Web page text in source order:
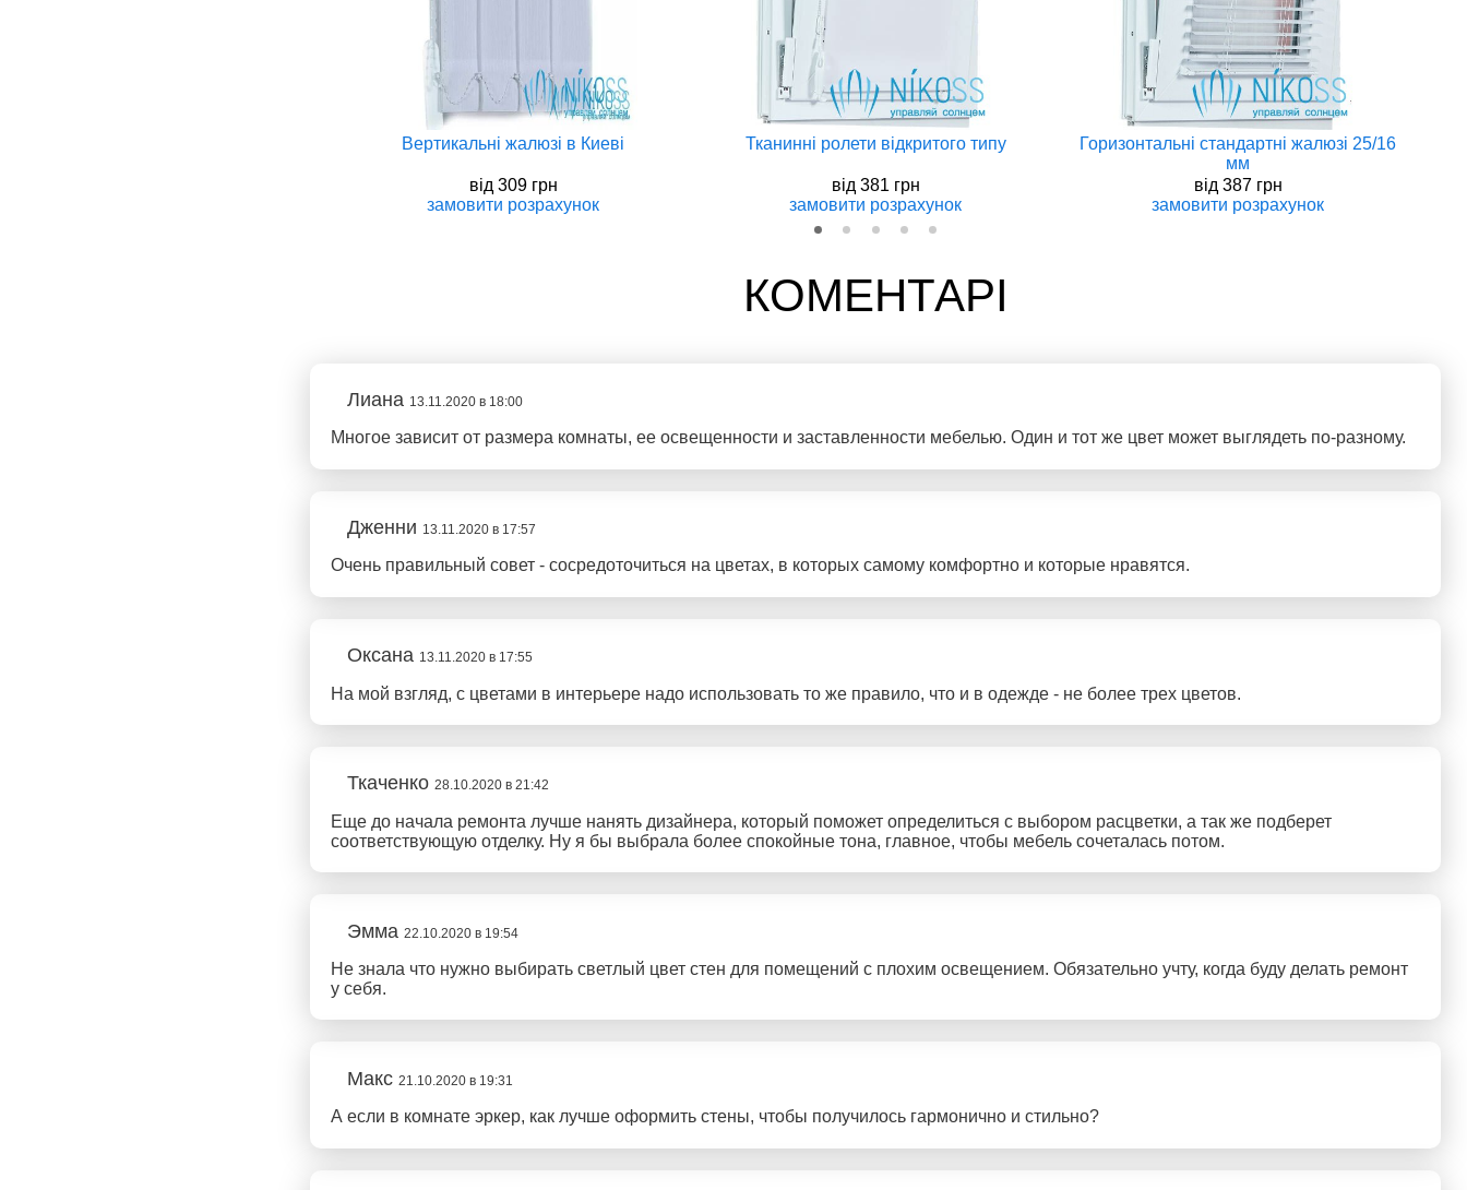
Вертикальнi жалюзi в Киеві
вiд 309 грн
замовити розрахунок
Тканинні ролети відкритого типу
вiд 381 грн
замовити розрахунок
Горизонтальні стандартні жалюзі 25/16
мм
вiд 387 грн
замовити розрахунок
КОМЕНТАРІ
Лиана 13.11.2020 в 18:00
Многое зависит от размера комнаты, ее освещенности и заставленности мебелью. Один и тот же цвет может выглядеть по-разному.
Дженни 13.11.2020 в 17:57
Очень правильный совет - сосредоточиться на цветах, в которых самому комфортно и которые нравятся.
Оксана 13.11.2020 в 17:55
На мой взгляд, с цветами в интерьере надо использовать то же правило, что и в одежде - не более трех цветов.
Ткаченко 28.10.2020 в 21:42
Еще до начала ремонта лучше нанять дизайнера, который поможет определиться с выбором расцветки, а так же подберет
соответствующую отделку. Ну я бы выбрала более спокойные тона, главное, чтобы мебель сочеталась потом.
Эмма 22.10.2020 в 19:54
Не знала что нужно выбирать светлый цвет стен для помещений с плохим освещением. Обязательно учту, когда буду делать ремонт
у себя.
Макс 21.10.2020 в 19:31
А если в комнате эркер, как лучше оформить стены, чтобы получилось гармонично и стильно?